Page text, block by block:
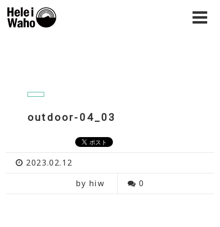
outdoor-04_03
2023.02.12
by hiw
0